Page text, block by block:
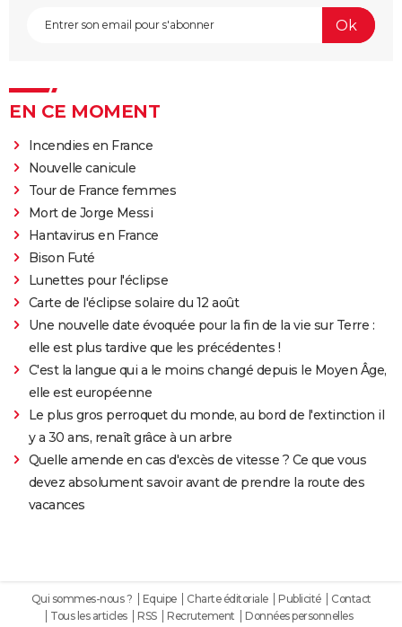
EN CE MOMENT
Incendies en France
Nouvelle canicule
Tour de France femmes
Mort de Jorge Messi
Hantavirus en France
Bison Futé
Lunettes pour l'éclipse
Carte de l'éclipse solaire du 12 août
Une nouvelle date évoquée pour la fin de la vie sur Terre :
elle est plus tardive que les précédentes !
C'est la langue qui a le moins changé depuis le Moyen Âge,
elle est européenne
Le plus gros perroquet du monde, au bord de l'extinction il
y a 30 ans, renaît grâce à un arbre
Quelle amende en cas d'excès de vitesse ? Ce que vous
devez absolument savoir avant de prendre la route des
vacances
Qui sommes-nous ? Equipe Charte éditoriale Publicité
Contact
Tous les articles
RSS Recrutement
Données personnelles